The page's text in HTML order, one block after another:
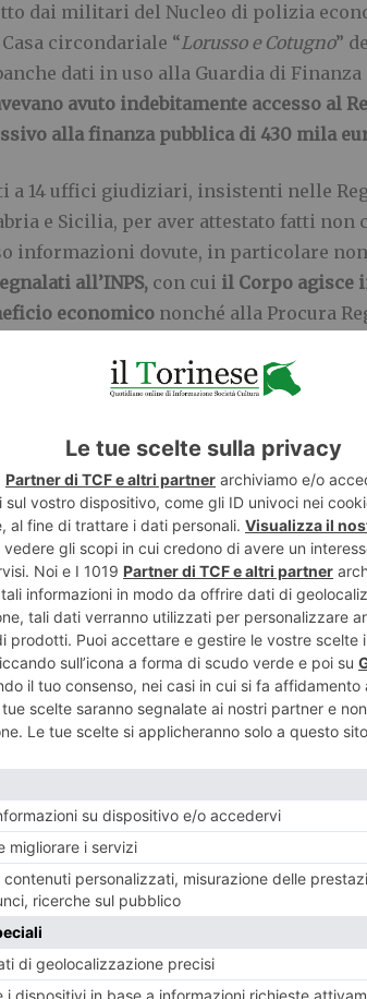
dai militari del Nucleo di polizia
circondariale “Lorusso e Cotugno”
dati in uso alla Guardia di
avuto indebitamente accesso al
alla finanza pubblica di 430 mila
14 uffici giudiziari, insistenti nelle
e Sicilia, per aver attestato fatti
informazioni dovute, in particolare
all’INPS, con cui il Corpo agisce
economico nonché alla Procura
per reati di particolare
e furto, nonché violenza sessuale,
della missione istituzionale
Gialle nel controllo sul corretto
di sussidi e contributi pubblici
i contribuenti onesti, favoriscono
Stato.
TWITTER
CRONACA GUARDIA DÌ FINANZA